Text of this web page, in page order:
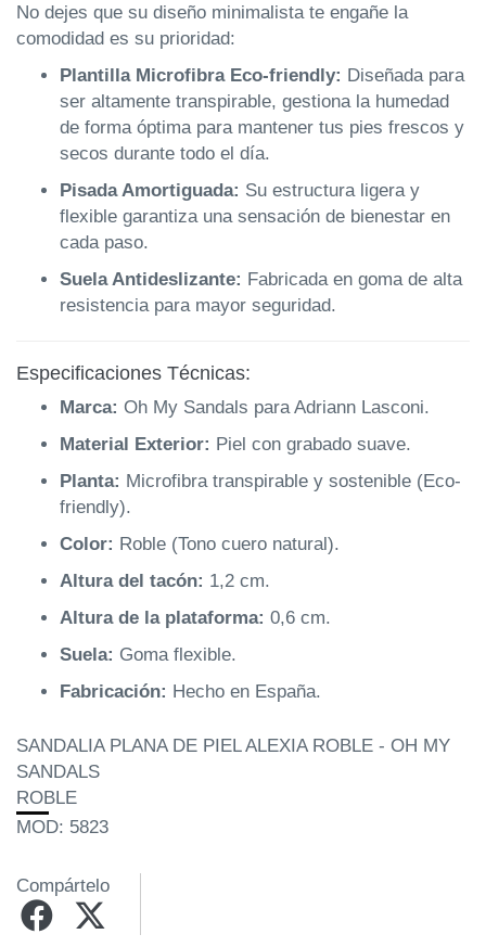
No dejes que su diseño minimalista te engañe la
comodidad es su prioridad:
Plantilla Microfibra Eco-friendly: Diseñada para
ser altamente transpirable, gestiona la humedad
de forma óptima para mantener tus pies frescos y
secos durante todo el día.
Pisada Amortiguada: Su estructura ligera y
flexible garantiza una sensación de bienestar en
cada paso.
Suela Antideslizante: Fabricada en goma de alta
resistencia para mayor seguridad.
Especificaciones Técnicas:
Marca: Oh My Sandals para Adriann Lasconi.
Material Exterior: Piel con grabado suave.
Planta: Microfibra transpirable y sostenible (Eco-
friendly).
Color: Roble (Tono cuero natural).
Altura del tacón: 1,2 cm.
Altura de la plataforma: 0,6 cm.
Suela: Goma flexible.
Fabricación: Hecho en España.
SANDALIA PLANA DE PIEL ALEXIA ROBLE - OH MY
SANDALS
ROBLE
MOD: 5823
Compártelo